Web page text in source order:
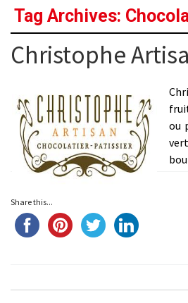
Tag Archives:
Christophe
ou
Share this...